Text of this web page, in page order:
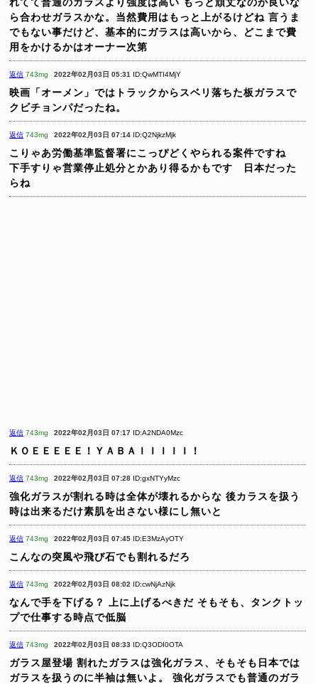
ら合わせガラスかな。当然費用はもっと上がるけどね 言うま
でもない事だけど、基本的にガラスは高いから、どこまで費
用をかけるかはオーナー次第
返信 743mg 2022年02月03日 05:31 ID:QwMTI4MjY
映画「オーメン」ではトラックからスベリ落ちた板ガラスで
クビチョンパだったね。
返信 743mg 2022年02月03日 07:14 ID:Q2NjkzMjk
こりゃあ労働基準監督署にこっぴどくやられる案件ですね
下手すりゃ営業停止処分とかあり得るかもです 日本だった
らね
返信 743mg 2022年02月03日 07:17 ID:A2NDA0Mzc
ＫＯＥＥＥＥＥ！ＹＡＢＡＩＩＩＩＩ！
返信 743mg 2022年02月03日 07:28 ID:gxNTYyMzc
強化ガラスが割れる時は全体が壊れるからな 後カラスを扱う
時は出来るだけ素肌を出さない様にし無いと
返信 743mg 2022年02月03日 07:45 ID:E3MzAyOTY
こんなの突風や飛び石でも割れるだろ
返信 743mg 2022年02月03日 08:02 ID:cwNjAzNjk
なんで手を下げる？ 上に上げるべきだ そもそも、タンクトッ
プで仕事する時点で低脳
返信 743mg 2022年02月03日 08:33 ID:Q3ODI0OTA
ガラス屋登場 割れたガラスは強化ガラス、そもそも日本では
ガラスを扱うのに半袖は無いよ。
強化ガラスでも普通のガラ